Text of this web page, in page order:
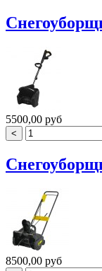
5500,00 руб
8500,00 руб